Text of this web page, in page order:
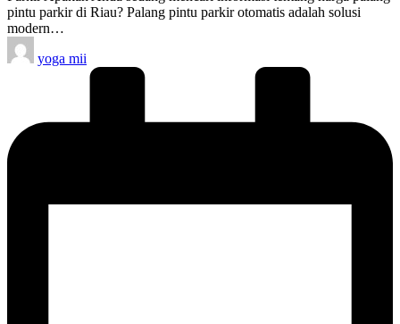
pintu parkir di Riau? Palang pintu parkir otomatis adalah solusi
modern…
Posted
by
yoga mii